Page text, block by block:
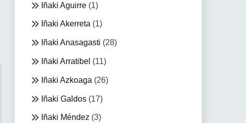
Iñaki Aguirre(1)
Iñaki Akerreta(1)
Iñaki Anasagasti (28)
Iñaki Arratibel (11)
Iñaki Azkoaga (26)
Iñaki Galdos(17)
Iñaki Méndez(3)